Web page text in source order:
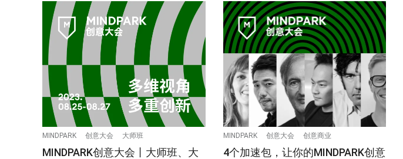
MINDPARK 创意大会 大师班
MINDPARK创意大会丨大师班、大
MINDPARK 创意大会 创意商业
4个加速包，让你的MINDPARK创意